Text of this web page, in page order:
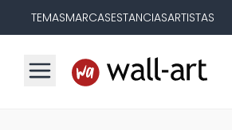
TEMASMARCASESTANCIASARTISTAS